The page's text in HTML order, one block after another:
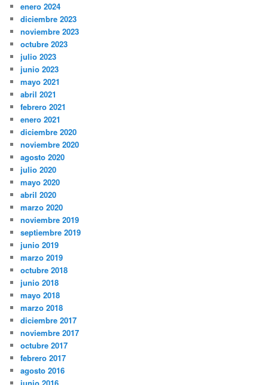
enero 2024
diciembre 2023
noviembre 2023
octubre 2023
julio 2023
junio 2023
mayo 2021
abril 2021
febrero 2021
enero 2021
diciembre 2020
noviembre 2020
agosto 2020
julio 2020
mayo 2020
abril 2020
marzo 2020
noviembre 2019
septiembre 2019
junio 2019
marzo 2019
octubre 2018
junio 2018
mayo 2018
marzo 2018
diciembre 2017
noviembre 2017
octubre 2017
febrero 2017
agosto 2016
junio 2016